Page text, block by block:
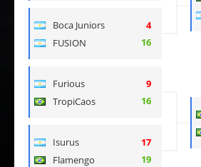
Boca Juniors
4
FUSION
16
Furious
9
TropiCaos
16
Isurus
17
Flamengo
19